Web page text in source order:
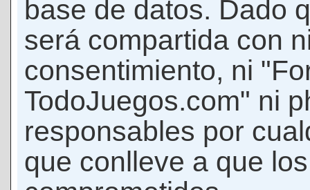
base de datos. Dado
será compartida con
consentimiento, ni
TodoJuegos.com" ni
responsables por
que conlleve a que